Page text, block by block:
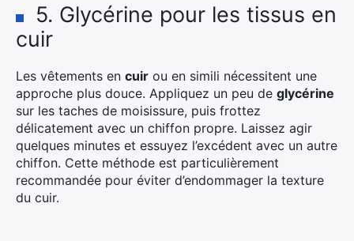
5. Glycérine pour les tissus en
cuir
Les vêtements en cuir ou en simili nécessitent une
approche plus douce. Appliquez un peu de glycérine
sur les taches de moisissure, puis frottez
délicatement avec un chiffon propre. Laissez agir
quelques minutes et essuyez l’excédent avec un autre
chiffon. Cette méthode est particulièrement
recommandée pour éviter d’endommager la texture
du cuir.